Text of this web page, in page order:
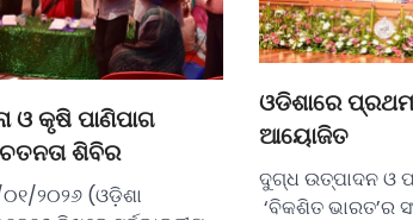
ଓ କୃଷି ପାଣିପାଗ
ଶିବିର
୨୦୨୬ (ଓଡ଼ିଶା
ଓଡିଶାରେ
ଆୟୋଜିତ
ଦୁଗ୍ଧ ଉତ୍ପାଦନ ଓ
‘ବିକଶିତ ଭାରତ’ର